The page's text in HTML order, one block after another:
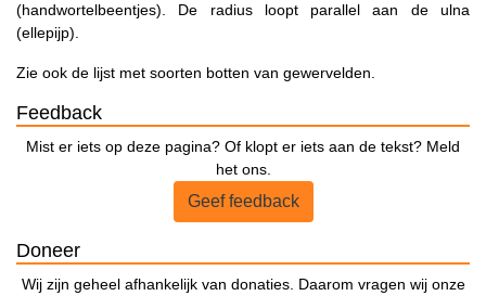
(handwortelbeentjes). De radius loopt parallel aan de ulna
(ellepijp).
Zie ook de lijst met soorten botten van gewervelden.
Feedback
Mist er iets op deze pagina? Of klopt er iets aan de tekst? Meld
het ons.
Geef feedback
Doneer
Wij zijn geheel afhankelijk van donaties. Daarom vragen wij onze